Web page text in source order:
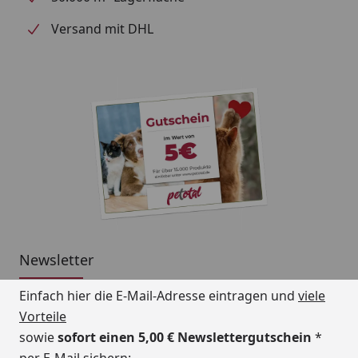
Bitte beachten Sie folgende Lieferhinweise:
Die Lieferung von Frostfutter erfolgt separat mit
DPD aus einem Tiefkühllager.
Versandtage sind Montag bis Mittwoch, außer an
Versand nur innerhalb Deutschland und
Die Lieferung muss beim ersten Zustellversuch
sofort angenommen werden.
Eine Anlieferung an eine Packstation ist nicht
möglich.
Widerrufs- und Rückgaberecht ist für dieses
Versand mit DHL
Newsletter
Einfach hier die E-Mail-Adresse eintragen und viele
Vorteile
sowiesofort einen 5,00 € Newslettergutschein *